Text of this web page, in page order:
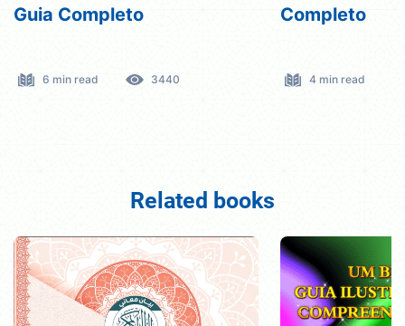
Guia Completo
6 min read 3440
Completo
4 min read
Related books